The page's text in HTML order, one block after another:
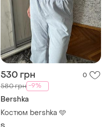
530 грн 0
580 грн -9%
Bershka
Костюм bershka 🩵